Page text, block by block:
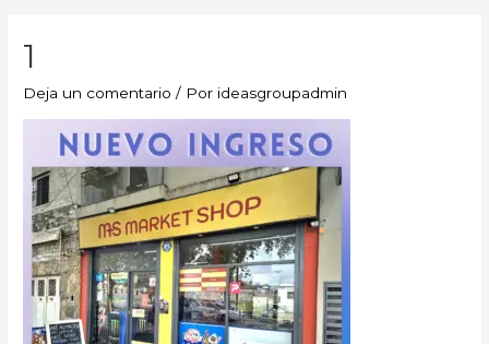
1
Deja un comentario / Por ideasgroupadmin